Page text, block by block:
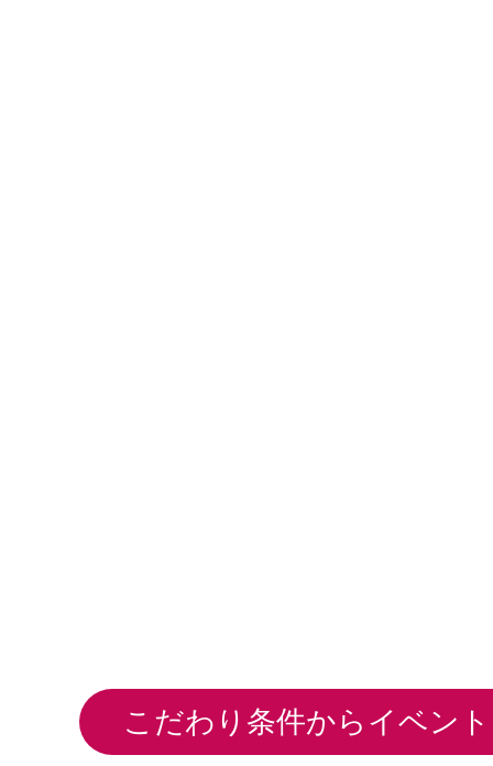
こだわり条件からイベン